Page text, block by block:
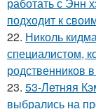
подходит к
22. Николь
специалистом,
родственников
23. 53-Летняя
выбрались на